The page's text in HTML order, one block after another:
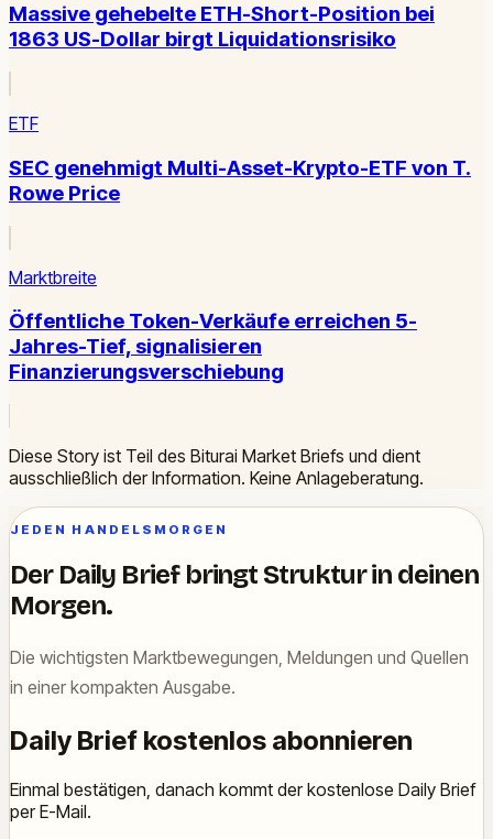
Massive gehebelte ETH-Short-Position bei
1863 US-Dollar birgt Liquidationsrisiko
ETF
SEC genehmigt Multi-Asset-Krypto-ETF von T.
Rowe Price
Marktbreite
Öffentliche Token-Verkäufe erreichen 5-
Jahres-Tief, signalisieren
Finanzierungsverschiebung
Diese Story ist Teil des Biturai Market Briefs und dient
ausschließlich der Information. Keine Anlageberatung.
JEDEN HANDELSMORGEN
Der Daily Brief bringt Struktur in deinen
Morgen.
Die wichtigsten Marktbewegungen, Meldungen und Quellen
in einer kompakten Ausgabe.
Daily Brief kostenlos abonnieren
Einmal bestätigen, danach kommt der kostenlose Daily Brief
per E-Mail.